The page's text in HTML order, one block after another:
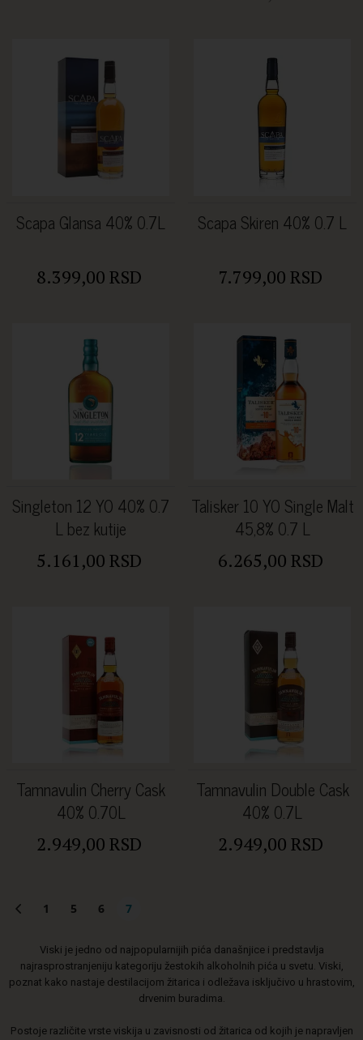
Scapa Glansa 40% 0.7L
8.399,00 RSD
Scapa Skiren 40% 0.7 L
7.799,00 RSD
Singleton 12 YO 40% 0.7
L bez kutije
5.161,00 RSD
Talisker 10 YO Single Malt
45,8% 0.7 L
6.265,00 RSD
Tamnavulin Cherry Cask
40% 0.70L
2.949,00 RSD
Tamnavulin Double Cask
40% 0.7L
2.949,00 RSD
1 5 6 7
Viski je jedno od najpopularnijih pića današnjice i predstavlja
najrasprostranjeniju kategoriju žestokih alkoholnih pića u svetu. Viski,
poznat kako nastaje destilacijom žitarica i odležava isključivo u hrastovim,
drvenim buradima.
Postoje različite vrste viskija u zavisnosti od žitarica od kojih je napravljen